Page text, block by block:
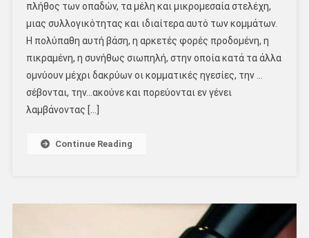
πλήθος των οπαδών, τα μέλη και μικρομεσαία στελέχη,
μιας συλλογικότητας και ιδιαίτερα αυτό των κομμάτων.
Η πολύπαθη αυτή βάση, η αρκετές φορές προδομένη, η
πικραμένη, η συνήθως σιωπηλή, στην οποία κατά τα άλλα
ομνύουν μέχρι δακρύων οι κομματικές ηγεσίες, την …
σέβονται, την…ακούνε και πορεύονται εν γένει
λαμβάνοντας […]
Continue Reading